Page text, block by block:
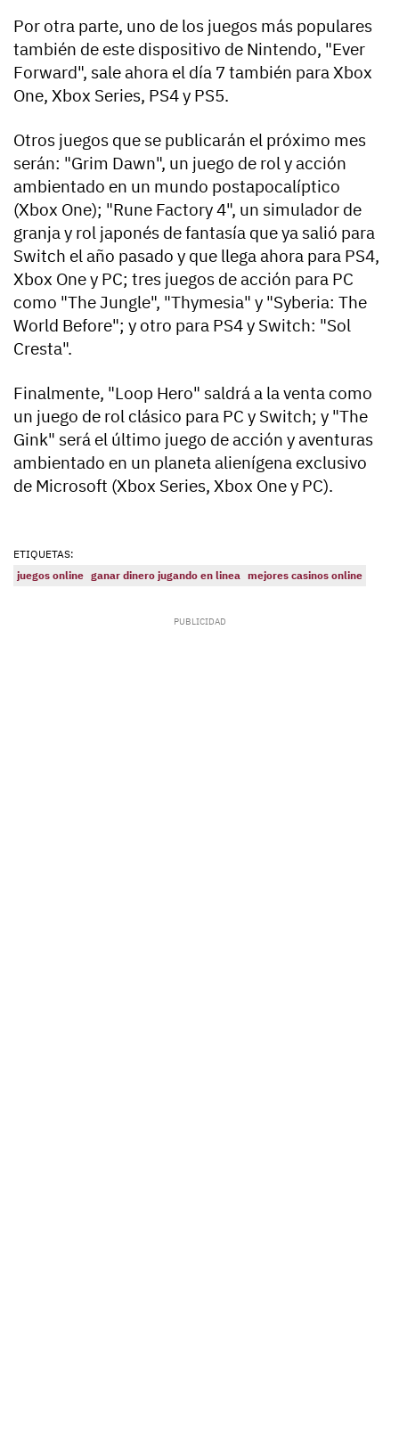
Por otra parte, uno de los juegos más populares
también de este dispositivo de Nintendo, "Ever
Forward", sale ahora el día 7 también para Xbox
One, Xbox Series, PS4 y PS5.
Otros juegos que se publicarán el próximo mes
serán: "Grim Dawn", un juego de rol y acción
ambientado en un mundo postapocalíptico
(Xbox One); "Rune Factory 4", un simulador de
granja y rol japonés de fantasía que ya salió para
Switch el año pasado y que llega ahora para PS4,
Xbox One y PC; tres juegos de acción para PC
como "The Jungle", "Thymesia" y "Syberia: The
World Before"; y otro para PS4 y Switch: "Sol
Cresta".
Finalmente, "Loop Hero" saldrá a la venta como
un juego de rol clásico para PC y Switch; y "The
Gink" será el último juego de acción y aventuras
ambientado en un planeta alienígena exclusivo
de Microsoft (Xbox Series, Xbox One y PC).
ETIQUETAS:
juegos online ganar dinero jugando en linea mejores casinos online